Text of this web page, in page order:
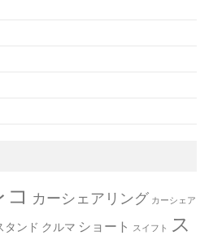
コ カーシェアリング カーシェア
タンド クルマ ショート スイフト
ス